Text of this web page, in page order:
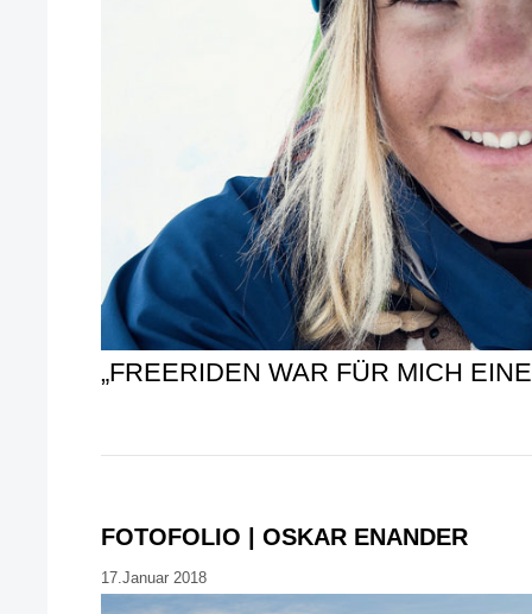
„FREERIDEN WAR FÜR MICH
FOTOFOLIO | OSKAR ENANDER
17.Januar 2018